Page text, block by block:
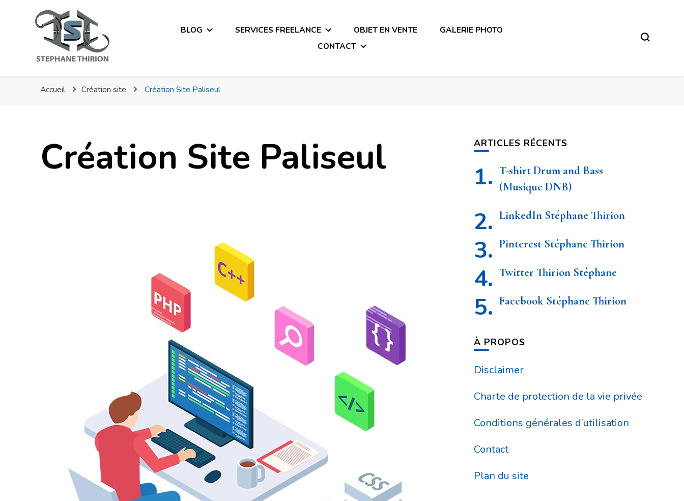
Stéphane Thirion Étix – Infographiste – Webmaster – Photographe Virton
BLOG SERVICES FREELANCE OBJET EN VENTE
GALERIE PHOTO
CONTACT
Accueil Création site Création Site Paliseul
Création Site Paliseul ARTICLES RÉCENTS
T-shirt Drum and Bass
(Musique DNB)
LinkedIn Stéphane Thirion
Pinterest Stéphane Thirion
Twitter Thirion Stéphane
Facebook Stéphane Thirion
À PROPOS
Disclaimer
Charte de protection de la vie privée
Conditions générales d’utilisation
Contact
Plan du site